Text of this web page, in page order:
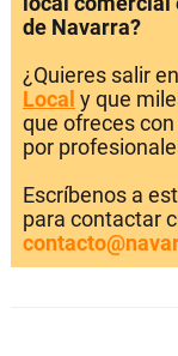
de Navarra?
¿Quieres salir
Local y que
que ofreces
por
Escríbenos a
para contactar